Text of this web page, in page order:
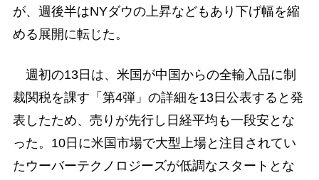
が、週後半はNYダウの上昇などもあり下げ幅を縮
める展開に転じた。
週初の13日は、米国が中国からの全輸入品に制
裁関税を課す「第4弾」の詳細を13日公表すると発
表したため、売りが先行し日経平均も一段安とな
った。10日に米国市場で大型上場と注目されてい
たウーバーテクノロジーズが低調なスタートとな